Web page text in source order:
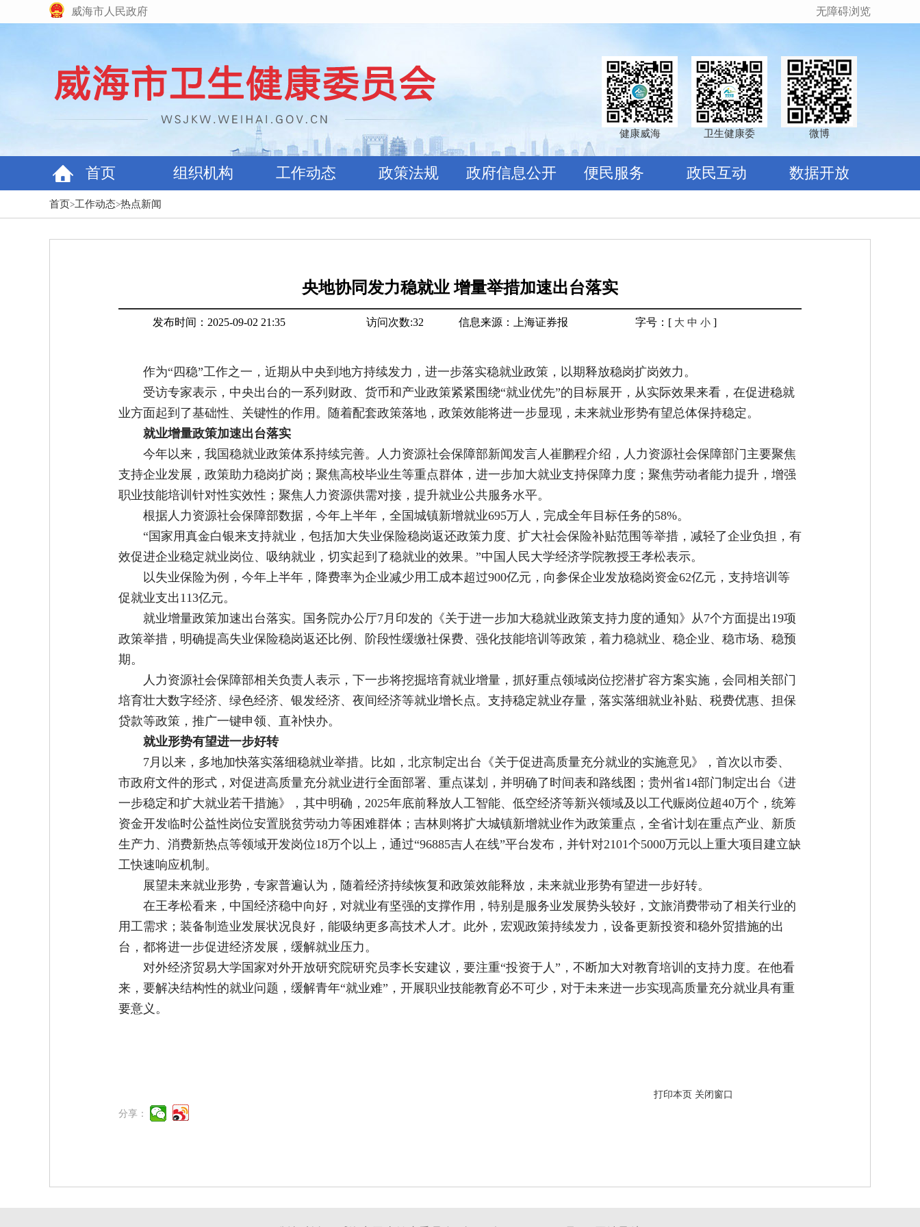
威海市人民政府 无障碍浏览
微博
卫生健康委
健康威海
首页 组织机构 工作动态 政策法规 政府信息公开 便民服务 政民互动 数据开放
首页>工作动态>热点新闻
央地协同发力稳就业 增量举措加速出台落实
发布时间：2025-09-02 21:35 访问次数:32 信息来源： 上海证券报 字号：[ 大 中 小 ]
作为“四稳”工作之一，近期从中央到地方持续发力，进一步落实稳就业政策，以期释放稳岗扩岗效力。
受访专家表示，中央出台的一系列财政、货币和产业政策紧紧围绕“就业优先”的目标展开，从实际效果来看，在促进稳就
业方面起到了基础性、关键性的作用。随着配套政策落地，政策效能将进一步显现，未来就业形势有望总体保持稳定。
就业增量政策加速出台落实
今年以来，我国稳就业政策体系持续完善。人力资源社会保障部新闻发言人崔鹏程介绍，人力资源社会保障部门主要聚焦
支持企业发展，政策助力稳岗扩岗；聚焦高校毕业生等重点群体，进一步加大就业支持保障力度；聚焦劳动者能力提升，增强
职业技能培训针对性实效性；聚焦人力资源供需对接，提升就业公共服务水平。
根据人力资源社会保障部数据，今年上半年，全国城镇新增就业695万人，完成全年目标任务的58%。
“国家用真金白银来支持就业，包括加大失业保险稳岗返还政策力度、扩大社会保险补贴范围等举措，减轻了企业负担，有
效促进企业稳定就业岗位、吸纳就业，切实起到了稳就业的效果。”中国人民大学经济学院教授王孝松表示。
以失业保险为例，今年上半年，降费率为企业减少用工成本超过900亿元，向参保企业发放稳岗资金62亿元，支持培训等
促就业支出113亿元。
就业增量政策加速出台落实。国务院办公厅7月印发的《关于进一步加大稳就业政策支持力度的通知》从7个方面提出19项
政策举措，明确提高失业保险稳岗返还比例、阶段性缓缴社保费、强化技能培训等政策，着力稳就业、稳企业、稳市场、稳预
期。
人力资源社会保障部相关负责人表示，下一步将挖掘培育就业增量，抓好重点领域岗位挖潜扩容方案实施，会同相关部门
培育壮大数字经济、绿色经济、银发经济、夜间经济等就业增长点。支持稳定就业存量，落实落细就业补贴、税费优惠、担保
贷款等政策，推广一键申领、直补快办。
就业形势有望进一步好转
7月以来，多地加快落实落细稳就业举措。比如，北京制定出台《关于促进高质量充分就业的实施意见》，首次以市委、
市政府文件的形式，对促进高质量充分就业进行全面部署、重点谋划，并明确了时间表和路线图；贵州省14部门制定出台《进
一步稳定和扩大就业若干措施》，其中明确，2025年底前释放人工智能、低空经济等新兴领域及以工代赈岗位超40万个，统筹
资金开发临时公益性岗位安置脱贫劳动力等困难群体；吉林则将扩大城镇新增就业作为政策重点，全省计划在重点产业、新质
生产力、消费新热点等领域开发岗位18万个以上，通过“96885吉人在线”平台发布，并针对2101个5000万元以上重大项目建立缺
工快速响应机制。
展望未来就业形势，专家普遍认为，随着经济持续恢复和政策效能释放，未来就业形势有望进一步好转。
在王孝松看来，中国经济稳中向好，对就业有坚强的支撑作用，特别是服务业发展势头较好，文旅消费带动了相关行业的
用工需求；装备制造业发展状况良好，能吸纳更多高技术人才。此外，宏观政策持续发力，设备更新投资和稳外贸措施的出
台，都将进一步促进经济发展，缓解就业压力。
对外经济贸易大学国家对外开放研究院研究员李长安建议，要注重“投资于人”，不断加大对教育培训的支持力度。在他看
来，要解决结构性的就业问题，缓解青年“就业难”，开展职业技能教育必不可少，对于未来进一步实现高质量充分就业具有重
要意义。
打印本页 关闭窗口
分享：